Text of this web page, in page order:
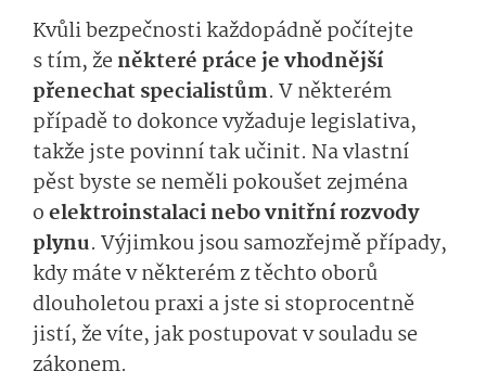
Kvůli bezpečnosti každopádně počítejte
s tím, ženěkteré práce je vhodnější
přenechat specialistům. V některém
případě to dokonce vyžaduje legislativa,
takže jste povinní tak učinit. Na vlastní
pěst byste se neměli pokoušet zejména
oelektroinstalaci nebo vnitřní rozvody
plynu. Výjimkou jsou samozřejmě případy,
kdy máte v některém z těchto oborů
dlouholetou praxi a jste si stoprocentně
jistí, že víte, jak postupovat v souladu se
zákonem.